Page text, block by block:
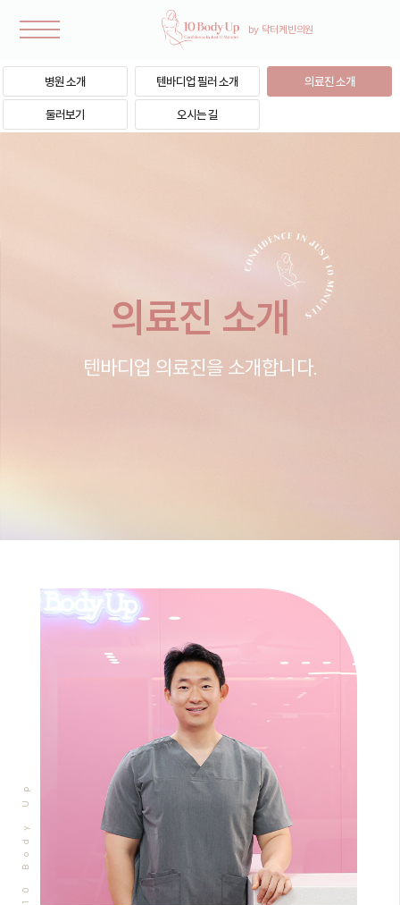
병원 소개 텐바디업 필러 소개 의료진 소개
둘러보기 오시는 길
의료진 소개
텐바디업 의료진을 소개합니다.
10 Body Up